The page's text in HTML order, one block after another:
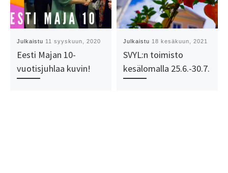
Julkaistu 11 syyskuun, 2020
Eesti Majan 10-
vuotisjuhlaa kuvin!
Julkaistu 18 kesäkuun, 2021
SVYL:n toimisto
kesälomalla 25.6.-30.7.